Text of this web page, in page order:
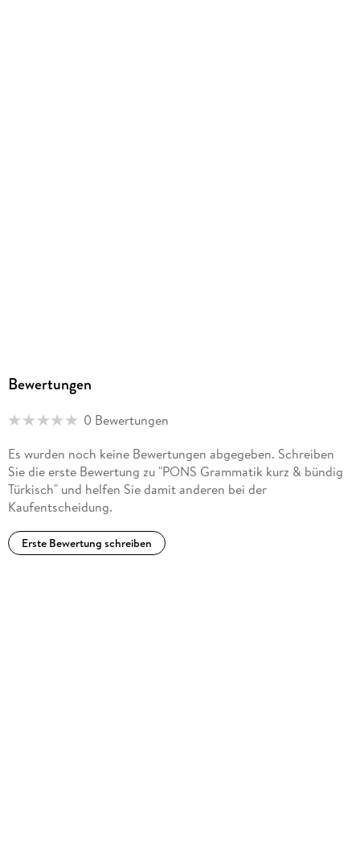
Bewertungen
0 Bewertungen
Es wurden noch keine Bewertungen abgegeben. Schreiben
Sie die erste Bewertung zu "PONS Grammatik kurz & bündig
Türkisch" und helfen Sie damit anderen bei der
Kaufentscheidung.
Erste Bewertung schreiben